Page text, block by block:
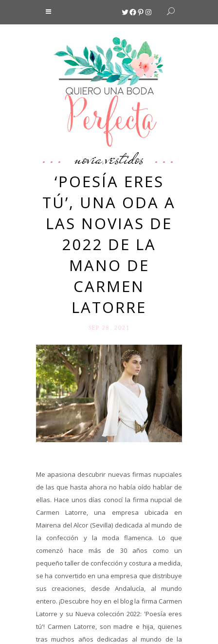
Twitter
Facebook
Pinterest
Instagram
novia,vestidos
‘POESÍA ERES
TÚ’, UNA ODA A
LAS NOVIAS DE
2022 DE LA
MANO DE
CARMEN
LATORRE
SEP 28. 2021
Me apasiona descubrir nuevas firmas nupciales
de las que hasta ahora no había oído hablar de
ellas. Hace unos días conocí la firma nupcial de
Carmen Latorre, una empresa ubicada en
Mairena del Alcor (Sevilla) dedicada al mundo de
la confección y la moda flamenca. Lo que
comenzó hace más de 30 años como un
pequeño taller de confección y costura a medida,
se ha convertido en una empresa que distribuye
sus creaciones, desde Andalucía, al mundo
entero. ¡Descubre hoy en el blog la firma Carmen
Latorre y su Nueva colección 2022: 'Poesía eres
tú'! Carmen Latorre, son madre e hija, quienes
tras muchos años dedicadas al mundo de la